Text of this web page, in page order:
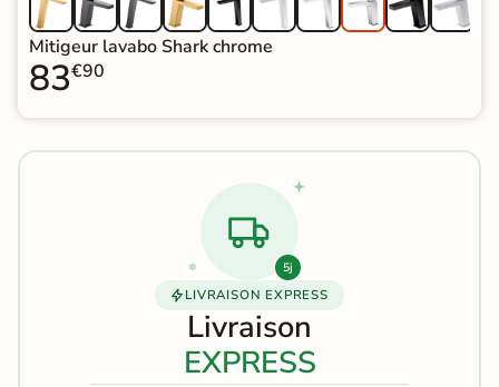
Mitigeur lavabo Shark chrome
83€90
5j
LIVRAISON EXPRESS
Livraison
EXPRESS